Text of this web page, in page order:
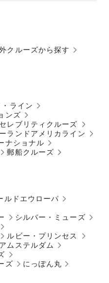
クルーズから探す
ライン
ンズ
セレブリティクルーズ
ランドアメリカライン
ナショナル
郵船クルーズ
ルドエウローパ
シルバー・ミューズ
ルビー・プリンセス
ムステルダム
ズ
にっぽん丸